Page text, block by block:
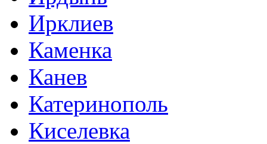
Ирклиев
Каменка
Канев
Катеринополь
Киселевка